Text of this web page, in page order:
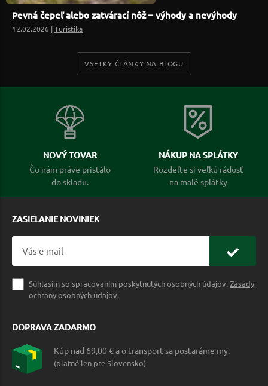
Pevná čepeľ alebo zatvárací nôž – výhody a nevýhody
12.02.2026 |Turistika
VSETKY ČLÁNKY NA BLOGU
NOVÝ TOVAR
Čo nám práve pristálo
do skladu.
NÁKUP NA SPLÁTKY
Rozdeľte si veľkú rádosť
na malé splátky
ZASIELANIE NOVINIEK
Súhlasím so spracovaním poskytnutých osobných údajov.Zásady
ochrany osobných údajov.
DOPRAVA ZADARMO
Kúp nad 69,00 € a o transport sa postaráme my.
(platné len pre Slovensko)